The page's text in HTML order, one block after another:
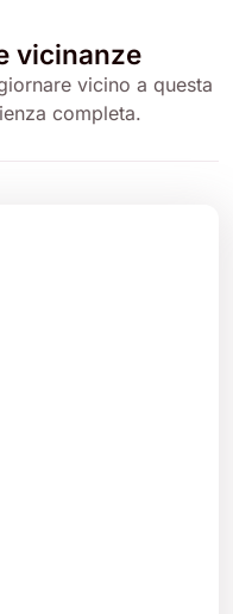
vicinanze
vicino a questa
completa.